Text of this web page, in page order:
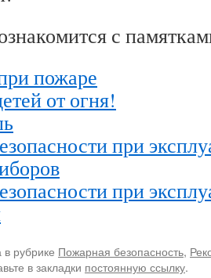
с
пожаре
от огня!
при
при
рубрике Пожарная безопасность,
в закладки постоянную ссылку.